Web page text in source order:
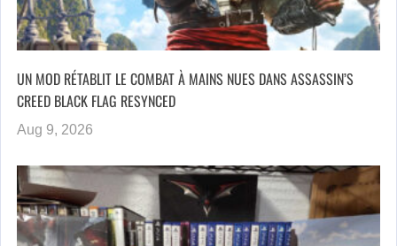
UN MOD RÉTABLIT LE COMBAT À MAINS NUES DANS ASSASSIN’S
CREED BLACK FLAG RESYNCED
Aug 9, 2026